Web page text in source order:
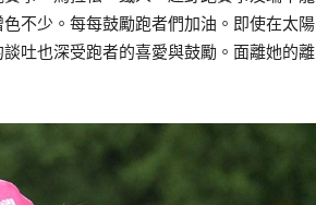
不少。每每鼓勵跑者們加油。即使在太陽
吐也深受跑者的喜愛與鼓勵。面離她的離